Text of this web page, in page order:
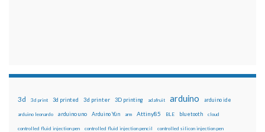
3d 3d print 3d printed 3d printer 3D printing adafruit arduino arduino ide
arduino leonardo arduino uno Arduino Yún arm Attiny85 BLE bluetooth cloud
controlled fluid injection pen controlled fluid injection pencil controlled silicon injection pen